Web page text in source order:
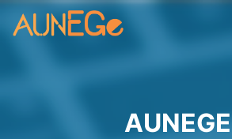
AUNEGE